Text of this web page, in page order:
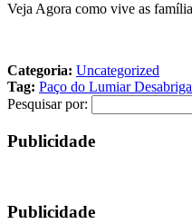
Veja Agora como vive as
Categoria: Uncategorized
Tag: Paço do Lumiar
Pesquisar por:
Publicidade
Publicidade